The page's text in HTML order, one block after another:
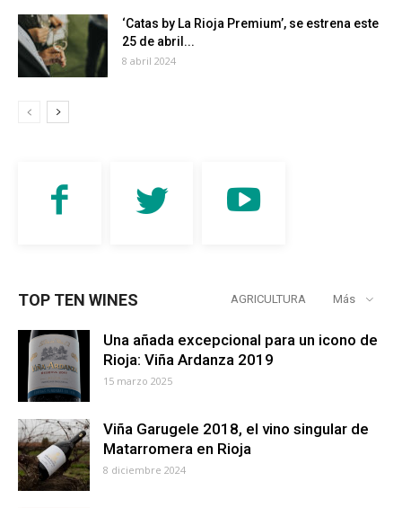
‘Catas by La Rioja Premium’, se estrena este
25 de abril...
8 abril 2024
TOP TEN WINES AGRICULTURA Más
Una añada excepcional para un icono de
Rioja: Viña Ardanza 2019
15 marzo 2025
Viña Garugele 2018, el vino singular de
Matarromera en Rioja
8 diciembre 2024